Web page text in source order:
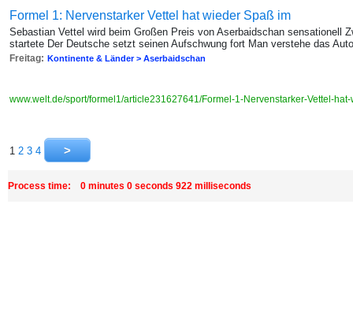
Formel 1: Nervenstarker Vettel hat wieder Spaß im
Sebastian Vettel wird beim Großen Preis von Aserbaidschan sensationell
startete Der Deutsche setzt seinen Aufschwung fort Man verstehe das
Freitag: Kontinente & Länder > Aserbaidschan
www.welt.de/sport/formel1/article231627641/Formel-1-Nervenstarker-Vettel-
1 2 3 4
Process time: 0 minutes 0 seconds 922 milliseconds